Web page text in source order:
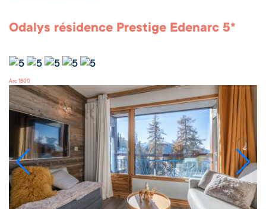
Odalys résidence Prestige Edenarc 5*
Arc 1800